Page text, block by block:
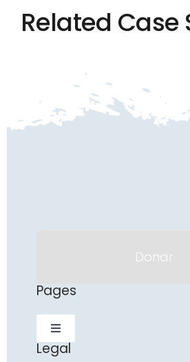
Related Case
Donar
Pages
Toggle
Navigation
Legal